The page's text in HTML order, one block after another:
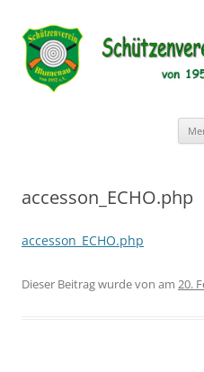
accesson_ECHO.php
accesson_ECHO.php
Dieser Beitrag wurdevon am 20.